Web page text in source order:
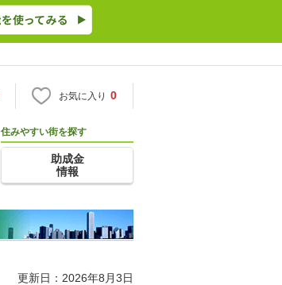
お気に入り 0
住みやすい街を探す
助成金
情報
更新日：2026年8月3日